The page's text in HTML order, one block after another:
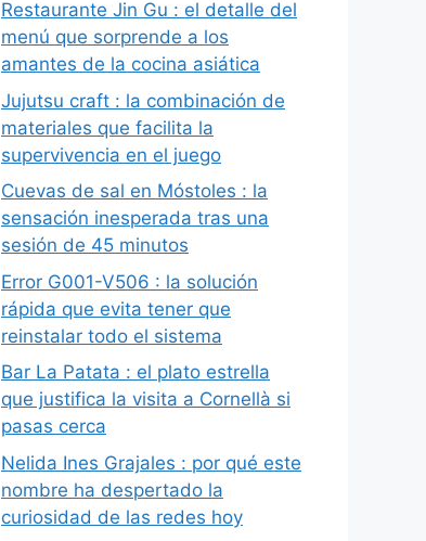
Restaurante Jin Gu : el detalle del
menú que sorprende a los
amantes de la cocina asiática
Jujutsu craft : la combinación de
materiales que facilita la
supervivencia en el juego
Cuevas de sal en Móstoles : la
sensación inesperada tras una
sesión de 45 minutos
Error G001-V506 : la solución
rápida que evita tener que
reinstalar todo el sistema
Bar La Patata : el plato estrella
que justifica la visita a Cornellà si
pasas cerca
Nelida Ines Grajales : por qué este
nombre ha despertado la
curiosidad de las redes hoy